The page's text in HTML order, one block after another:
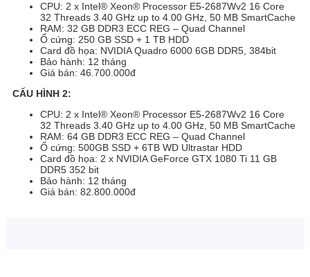
CPU: 2 x Intel® Xeon® Processor E5-2687Wv2 16 Core
32 Threads 3.40 GHz up to 4.00 GHz, 50 MB SmartCache
RAM: 32 GB DDR3 ECC REG – Quad Channel
Ổ cứng: 250 GB SSD + 1 TB HDD
Card đồ họa: NVIDIA Quadro 6000 6GB DDR5, 384bit
Bảo hành: 12 tháng
Giá bán: 46.700.000đ
CẤU HÌNH 2:
CPU: 2 x Intel® Xeon® Processor E5-2687Wv2 16 Core
32 Threads 3.40 GHz up to 4.00 GHz, 50 MB SmartCache
RAM: 64 GB DDR3 ECC REG – Quad Channel
Ổ cứng: 500GB SSD + 6TB WD Ultrastar HDD
Card đồ họa: 2 x NVIDIA GeForce GTX 1080 Ti 11 GB
DDR5 352 bit
Bảo hành: 12 tháng
Giá bán: 82.800.000đ